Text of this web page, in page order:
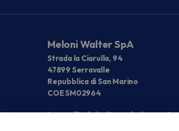
Meloni Walter SpA
Strada la Ciarulla, 94
47899 Serravalle
Repubblica di San Marino
COE SM02964
La vendita è rivolta